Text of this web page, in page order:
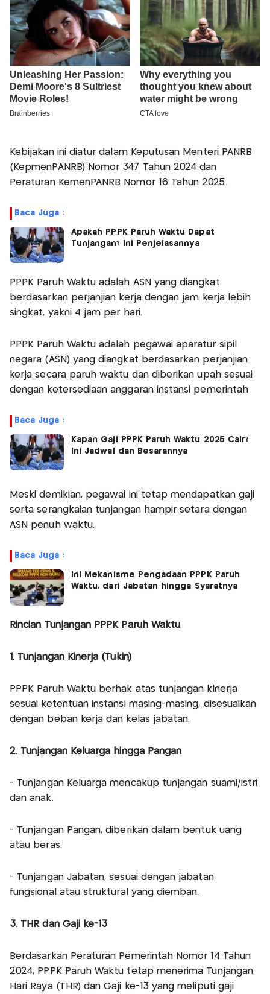
Kebijakan ini diatur dalam Keputusan Menteri PANRB
(KepmenPANRB) Nomor 347 Tahun 2024 dan
Peraturan KemenPANRB Nomor 16 Tahun 2025.
Baca Juga :
Apakah PPPK Paruh Waktu Dapat
Tunjangan? Ini Penjelasannya
PPPK Paruh Waktu adalah ASN yang diangkat
berdasarkan perjanjian kerja dengan jam kerja lebih
singkat, yakni 4 jam per hari.
PPPK Paruh Waktu adalah pegawai aparatur sipil
negara (ASN) yang diangkat berdasarkan perjanjian
kerja secara paruh waktu dan diberikan upah sesuai
dengan ketersediaan anggaran instansi pemerintah
Baca Juga :
Kapan Gaji PPPK Paruh Waktu 2025 Cair?
Ini Jadwal dan Besarannya
Meski demikian, pegawai ini tetap mendapatkan gaji
serta serangkaian tunjangan hampir setara dengan
ASN penuh waktu.
Baca Juga :
Ini Mekanisme Pengadaan PPPK Paruh
Waktu, dari Jabatan hingga Syaratnya
Rincian Tunjangan PPPK Paruh Waktu
1. Tunjangan Kinerja (Tukin)
PPPK Paruh Waktu berhak atas tunjangan kinerja
sesuai ketentuan instansi masing-masing, disesuaikan
dengan beban kerja dan kelas jabatan.
2. Tunjangan Keluarga hingga Pangan
- Tunjangan Keluarga mencakup tunjangan suami/istri
dan anak.
- Tunjangan Pangan, diberikan dalam bentuk uang
atau beras.
- Tunjangan Jabatan, sesuai dengan jabatan
fungsional atau struktural yang diemban.
3. THR dan Gaji ke-13
Berdasarkan Peraturan Pemerintah Nomor 14 Tahun
2024, PPPK Paruh Waktu tetap menerima Tunjangan
Hari Raya (THR) dan Gaji ke-13 yang meliputi gaji